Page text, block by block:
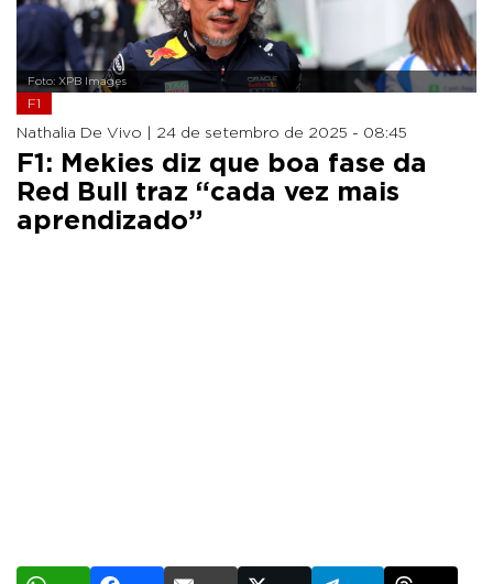
Foto: XPB Images
F1
Nathalia De Vivo | 24 de setembro de 2025 - 08:45
F1: Mekies diz que boa fase da
Red Bull traz “cada vez mais
aprendizado”